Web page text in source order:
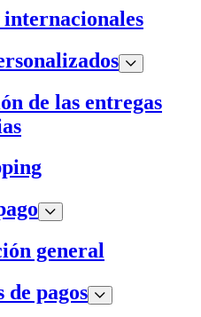
de las entregas
general
de pagos